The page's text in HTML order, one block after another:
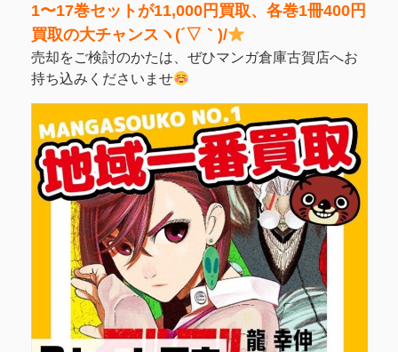
1〜17巻セットが11,000円買取、各巻1冊400円
買取の大チャンスヽ(´▽｀)/
売却をご検討のかたは、ぜひマンガ倉庫古賀店へお
持ち込みくださいませ